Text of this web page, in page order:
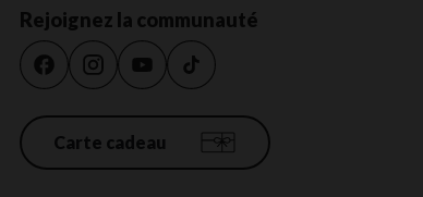
Rejoignez la communauté
Carte cadeau